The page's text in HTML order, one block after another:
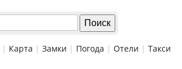
| Карта | Замки | Погода | Отели | Такси